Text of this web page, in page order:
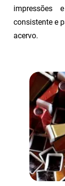
impressões
consistente e
acervo.